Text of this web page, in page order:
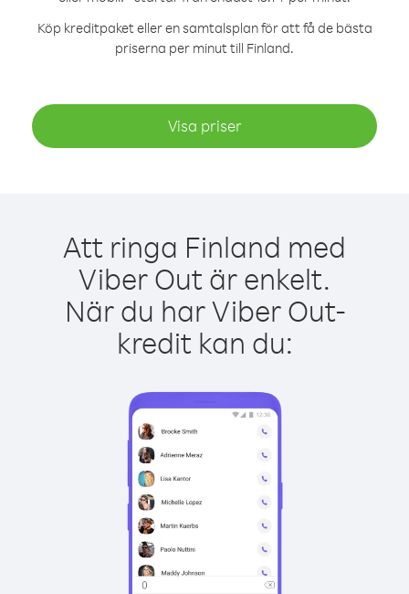
Köp kreditpaket eller en samtalsplan för att få de bästa
priserna per minut till Finland.
Visa priser
Att ringa Finland med
Viber Out är enkelt.
När du har Viber Out-
kredit kan du: